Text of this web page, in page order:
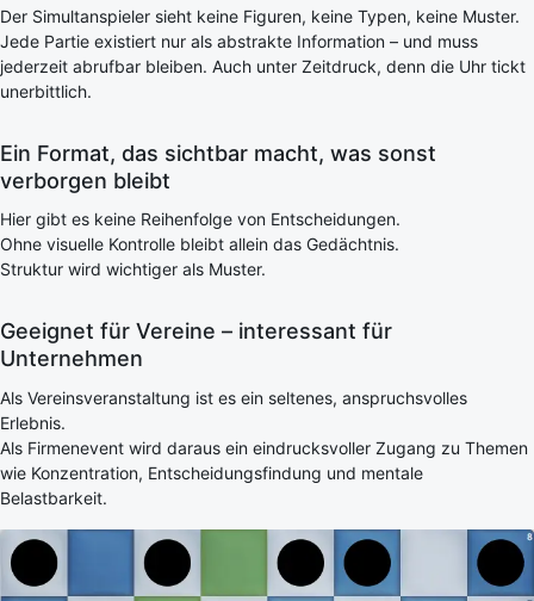
Der Simultanspieler sieht keine Figuren, keine Typen, keine Muster.
Jede Partie existiert nur als abstrakte Information – und muss
jederzeit abrufbar bleiben. Auch unter Zeitdruck, denn die Uhr tickt
unerbittlich.
Ein Format, das sichtbar macht, was sonst
verborgen bleibt
Hier gibt es keine Reihenfolge von Entscheidungen.
Ohne visuelle Kontrolle bleibt allein das Gedächtnis.
Struktur wird wichtiger als Muster.
Geeignet für Vereine – interessant für
Unternehmen
Als Vereinsveranstaltung ist es ein seltenes, anspruchsvolles
Erlebnis.
Als Firmenevent wird daraus ein eindrucksvoller Zugang zu Themen
wie Konzentration, Entscheidungsfindung und mentale
Belastbarkeit.